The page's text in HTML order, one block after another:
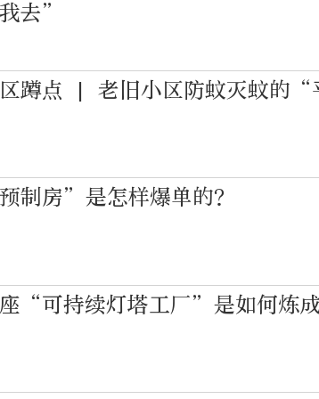
去”
蹲点 | 老旧小区防蚊灭蚊的“
制房”是怎样爆单的？
“可持续灯塔工厂”是如何炼成